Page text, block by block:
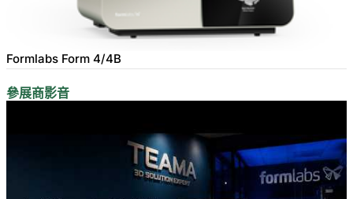
Formlabs Form 4/4B
參展商影音